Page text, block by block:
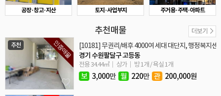
공장·창고·지산 토지·사업부지 주거용·주택·아파트
추천매물 더보기
인증매물
추천
[10181] 무권리/배후 4000여 세대 대단지, 행정복지센
경기 수원팔달구 고등동
전용 34.44㎡ 상가 방 1개 / 욕실 1개
보 3,000만 월 220만 관 200,000원